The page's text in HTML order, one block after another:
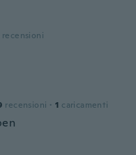
recensioni
recensioni · 1 caricamenti